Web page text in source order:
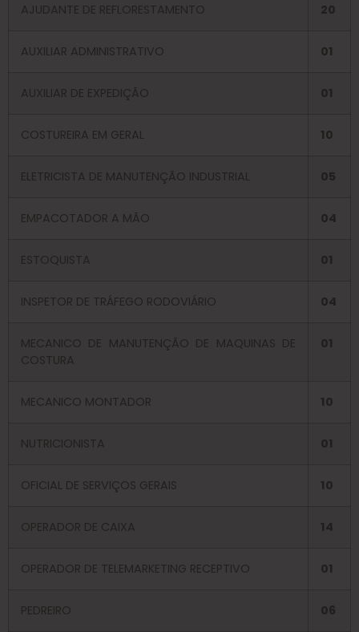
AJUDANTE DE REFLORESTAMENTO 20
AUXILIAR ADMINISTRATIVO 01
AUXILIAR DE EXPEDIÇÃO 01
COSTUREIRA EM GERAL 10
ELETRICISTA DE MANUTENÇÃO INDUSTRIAL 05
EMPACOTADOR A MÃO 04
ESTOQUISTA 01
INSPETOR DE TRÁFEGO RODOVIÁRIO 04
MECANICO DE MANUTENÇÃO DE MAQUINAS DE
COSTURA
01
MECANICO MONTADOR 10
NUTRICIONISTA 01
OFICIAL DE SERVIÇOS GERAIS 10
OPERADOR DE CAIXA 14
OPERADOR DE TELEMARKETING RECEPTIVO 01
PEDREIRO 06